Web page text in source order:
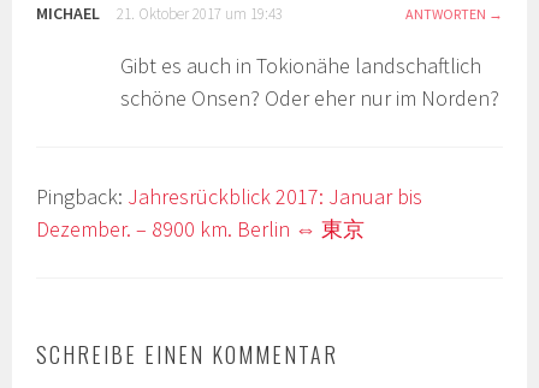
MICHAEL 21. Oktober 2017 um 19:43 ANTWORTEN
Gibt es auch in Tokionähe landschaftlich
schöne Onsen? Oder eher nur im Norden?
Pingback: Jahresrückblick 2017: Januar bis
Dezember. – 8900 km. Berlin ⇔ 東京
SCHREIBE EINEN KOMMENTAR